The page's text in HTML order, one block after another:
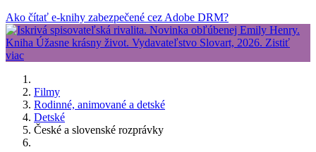
Ako čítať e-knihy zabezpečené cez Adobe DRM?
Filmy
Rodinné, animované a detské
Detské
České a slovenské rozprávky